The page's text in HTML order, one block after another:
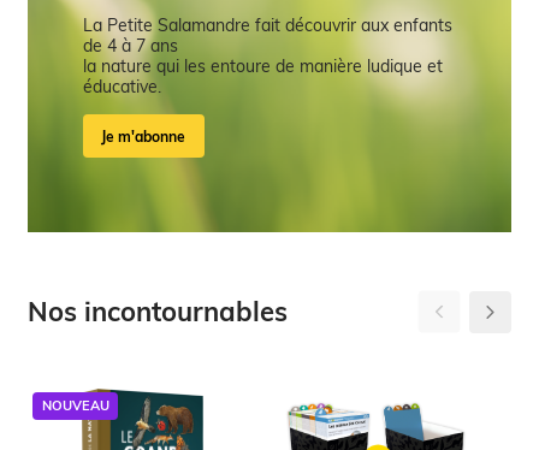
La Petite Salamandre fait découvrir aux enfants
de 4 à 7 ans
la nature qui les entoure de manière ludique et
éducative.
Je m'abonne
Nos incontournables
NOUVEAU